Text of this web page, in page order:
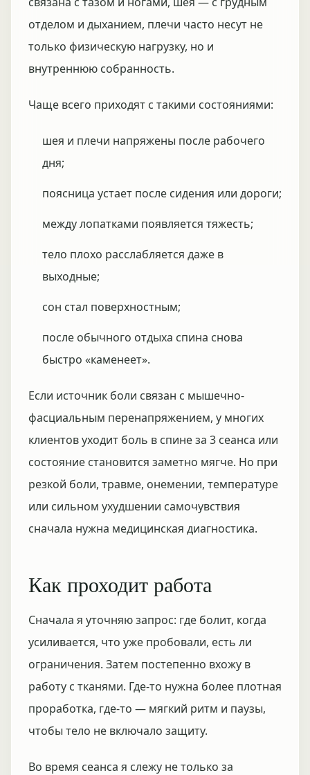
отделом и дыханием, плечи часто несут не
только физическую нагрузку, но и
внутреннюю собранность.
Чаще всего приходят с такими состояниями:
шея и плечи напряжены после рабочего
дня;
поясница устает после сидения или дороги;
между лопатками появляется тяжесть;
тело плохо расслабляется даже в
выходные;
сон стал поверхностным;
после обычного отдыха спина снова
быстро «каменеет».
Если источник боли связан с мышечно-
фасциальным перенапряжением, у многих
клиентов уходит боль в спине за 3 сеанса или
состояние становится заметно мягче. Но при
резкой боли, травме, онемении, температуре
или сильном ухудшении самочувствия
сначала нужна медицинская диагностика.
Как проходит работа
Сначала я уточняю запрос: где болит, когда
усиливается, что уже пробовали, есть ли
ограничения. Затем постепенно вхожу в
работу с тканями. Где-то нужна более плотная
проработка, где-то — мягкий ритм и паузы,
чтобы тело не включало защиту.
Во время сеанса я слежу не только за